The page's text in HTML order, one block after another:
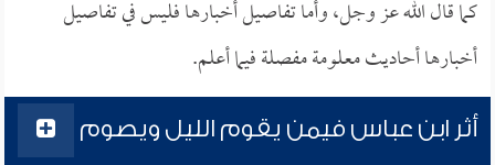
كما قال الله عز وجل، وأما تفاصيل أخبارها فليس في تفاصيل
أخبارها أحاديث معلومة مفصلة فيما أعلم.
أثر ابن عباس فيمن يقوم الليل ويصوم